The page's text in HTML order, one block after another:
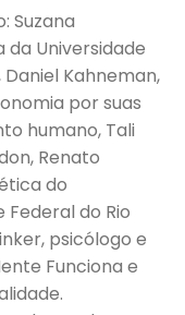
Suzana
Universidade
Daniel Kahneman,
por suas
humano, Tali
Renato
do
do Rio
psicólogo e
Funciona e